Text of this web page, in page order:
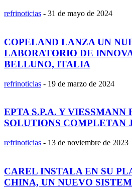
refrinoticias - 31 de mayo de 2024
COPELAND LANZA UN
LABORATORIO DE
BELLUNO, ITALIA
refrinoticias - 19 de marzo de 2024
EPTA S.P.A. Y
SOLUTIONS COMPLETAN
refrinoticias - 13 de noviembre de 2023
CAREL INSTALA EN SU
CHINA, UN NUEVO